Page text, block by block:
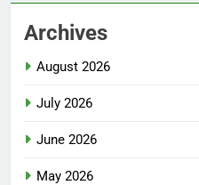
Archives
August 2026
July 2026
June 2026
May 2026